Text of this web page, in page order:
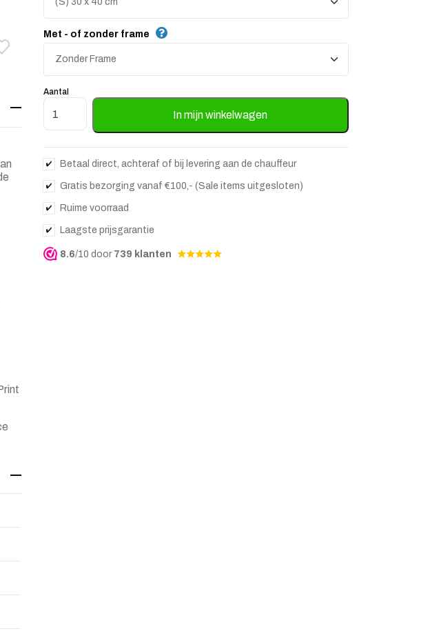
Toevoegen aan verlanglijstje
Verwijderen van verlanglijst
Met - of zonder frame
Aantal
Art Print Forma 3 Lilac - zelf samenstellen aantal
In mijn winkelwagen
Betaal direct, achteraf of bij levering aan de chauffeur
Gratis bezorging vanaf €100,- (Sale items uitgesloten)
Ruime voorraad
Laagste prijsgarantie
8.6/10 door 739 klanten